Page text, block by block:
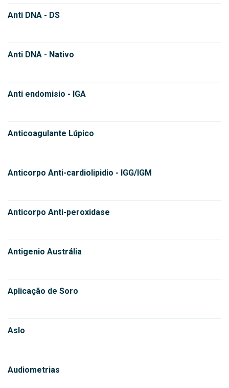
Anti DNA - DS
Anti DNA - Nativo
Anti endomisio - IGA
Anticoagulante Lúpico
Anticorpo Anti-cardiolipidio - IGG/IGM
Anticorpo Anti-peroxidase
Antigenio Austrália
Aplicação de Soro
Aslo
Audiometrias